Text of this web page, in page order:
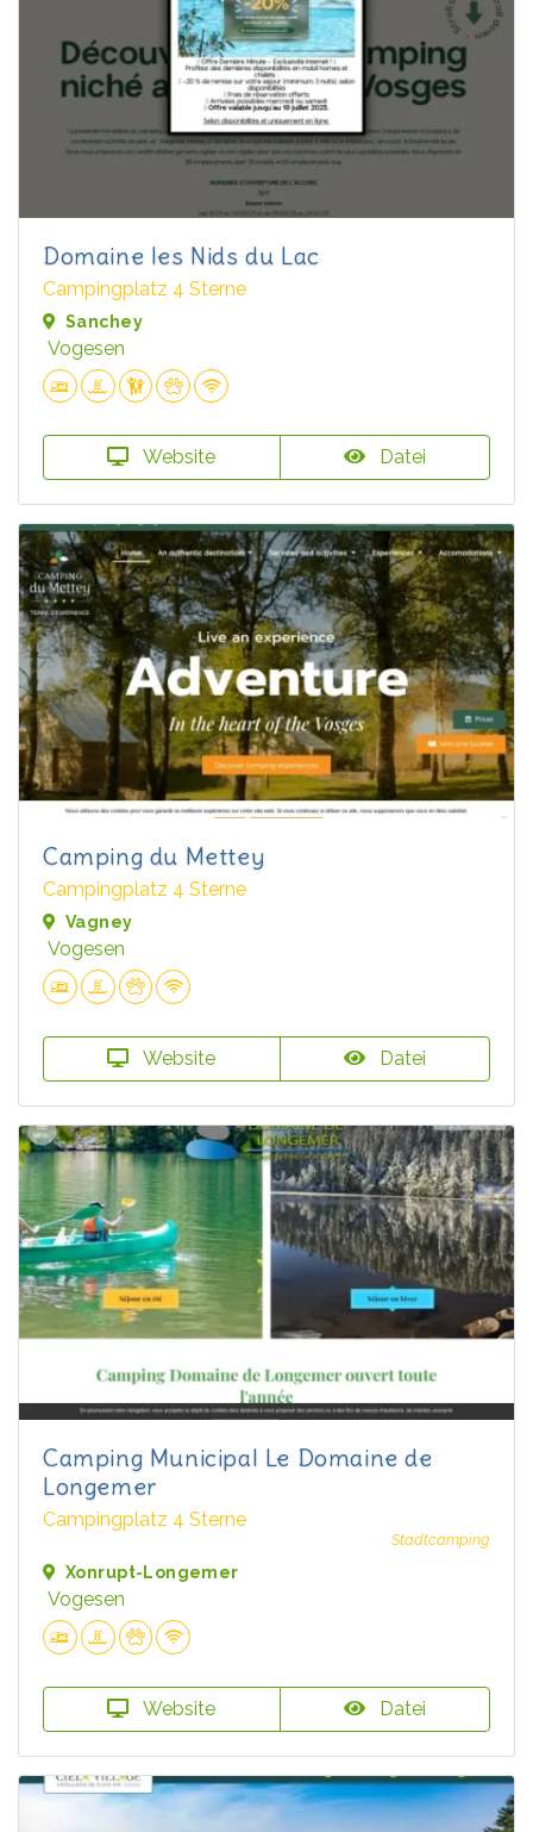
Domaine les Nids du Lac
Campingplatz 4 Sterne
Sanchey
Vogesen
Website Datei
Camping du Mettey
Campingplatz 4 Sterne
Vagney
Vogesen
Website Datei
Camping Municipal Le Domaine de
Longemer
Campingplatz 4 Sterne
Stadtcamping
Xonrupt-Longemer
Vogesen
Website Datei